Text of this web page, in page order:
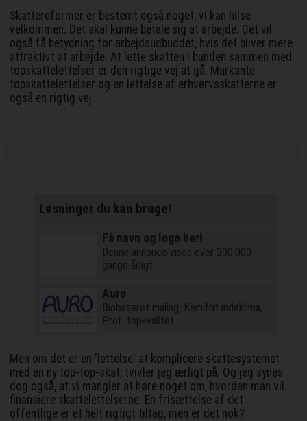
Skattereformer er bestemt også noget, vi kan hilse
velkommen. Det skal kunne betale sig at arbejde. Det vil
også få betydning for arbejdsudbuddet, hvis det bliver mere
attraktivt at arbejde. At lette skatten i bunden sammen med
topskattelettelser er den rigtige vej at gå. Markante
topskattelettelser og en lettelse af erhvervsskatterne er
også en rigtig vej.
Løsninger du kan bruge!
Få navn og logo her!
Denne annonce vises over 200.000
gange årligt
Auro
Biobaseret maling, Kemifrit indeklima,
Prof. topkvalitet.
Men om det er en 'lettelse' at komplicere skattesystemet
med en ny top-top-skat, tvivler jeg ærligt på. Og jeg synes
dog også, at vi mangler at høre noget om, hvordan man vil
finansiere skattelettelserne. En frisættelse af det
offentlige er et helt rigtigt tiltag, men er det nok?